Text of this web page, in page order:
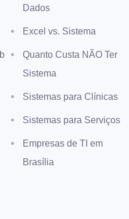
Dados
Excel vs. Sistema
Quanto Custa NÃO Ter
Sistema
Sistemas para Clínicas
Sistemas para Serviços
Empresas de TI em
Brasília